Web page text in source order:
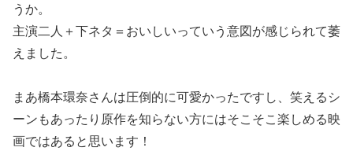
うか。
主演二人＋下ネタ＝おいしいっていう意図が感じられて萎
えました。
まあ橋本環奈さんは圧倒的に可愛かったですし、笑えるシ
ーンもあったり原作を知らない方にはそこそこ楽しめる映
画ではあると思います！